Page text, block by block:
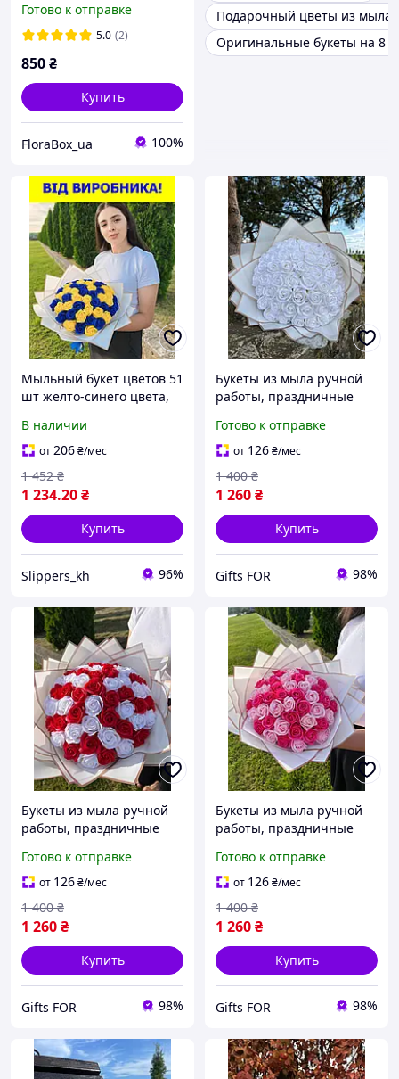
Готово к отправке
5.0 (2)
850₴
Купить
FloraBox_ua 100%
Подарочный цветы из мыла
Оригинальные букеты на 8
Мыльный букет цветов 51
шт желто-синего цвета,
подарок, красивый букет
цветов из мыла
В наличии
от206₴/мес
1 234.20₴
1 452 ₴
Купить
Slippers_kh 96%
Букеты из мыла ручной
работы, праздничные
цветов, мыльные розы,
красный
Готово к отправке
от 126₴/мес
1 260₴
1 400 ₴
Купить
Gifts FOR 98%
Букеты из мыла ручной
работы, праздничные
цветов, мыльные розы,
красный
Готово к отправке
от 126₴/мес
1 260₴
1 400 ₴
Купить
Gifts FOR 98%
Букеты из мыла ручной
работы, праздничные
цветов, мыльные розы,
красный
Готово к отправке
от 126₴/мес
1 260₴
1 400 ₴
Купить
Gifts FOR 98%